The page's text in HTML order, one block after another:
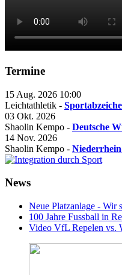
Termine
15 Aug. 2026 10:00
Leichtathletik -
03 Okt. 2026
Shaolin Kempo - Deutsche
14 Nov. 2026
Shaolin Kempo -
News
Neue Platzanlage - Wir
100 Jahre Fussball in
Video VfL Repelen vs.